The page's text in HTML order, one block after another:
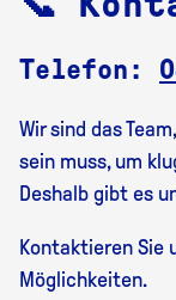
Telefon:
Wir sind das
sein muss, um
Deshalb gibt es
Kontaktieren Sie
Möglichkeiten.